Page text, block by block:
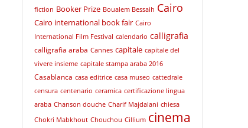
fiction Booker Prize Boualem Bessaih Cairo
Cairo international book fair Cairo
International Film Festival calendario calligrafia
calligrafia araba Cannes capitale capitale del
vivere insieme capitale stampa araba 2016
Casablanca casa editrice casa museo cattedrale
censura centenario ceramica certificazione lingua
araba Chanson douche Charif Majdalani chiesa
Chokri Mabkhout Chouchou Cillium cinema